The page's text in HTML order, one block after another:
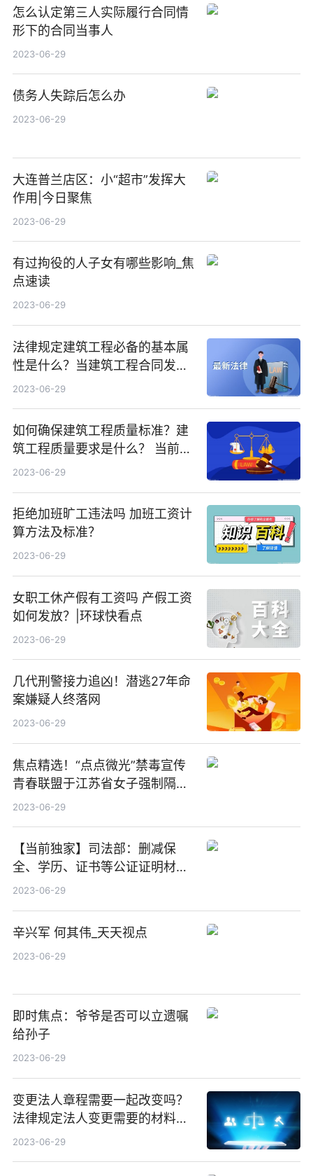
怎么认定第三人实际履行合同情
形下的合同当事人
2023-06-29
债务人失踪后怎么办
2023-06-29
大连普兰店区：小“超市”发挥大
作用|今日聚焦
2023-06-29
有过拘役的人子女有哪些影响_焦
点速读
2023-06-29
法律规定建筑工程必备的基本属
性是什么？当建筑工程合同发生
纠纷应该如何处理？
2023-06-29
如何确保建筑工程质量标准？建
筑工程质量要求是什么？ 当前简
讯
2023-06-29
拒绝加班旷工违法吗 加班工资计
算方法及标准？
2023-06-29
女职工休产假有工资吗 产假工资
如何发放？|环球快看点
2023-06-29
几代刑警接力追凶！潜逃27年命
案嫌疑人终落网
2023-06-29
焦点精选！“点点微光”禁毒宣传
青春联盟于江苏省女子强制隔离
戒毒所成立！
2023-06-29
【当前独家】司法部：删减保
全、学历、证书等公证证明材料
116项
2023-06-29
辛兴军 何其伟_天天视点
2023-06-29
即时焦点：爷爷是否可以立遗嘱
给孙子
2023-06-29
变更法人章程需要一起改变吗？
法律规定法人变更需要的材料都
有什么？-当前滚动
2023-06-29